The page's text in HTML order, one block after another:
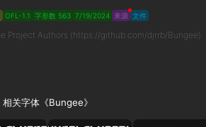
OFL-1.1 字形数 563 7/19/2024 来源 文件
Project Authors (https://github.com/djrrb/Bungee)
相关字体《Bungee》